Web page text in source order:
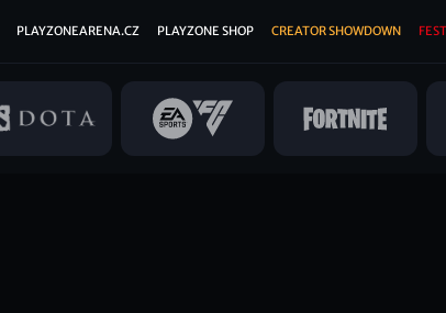
PLAYZONEARENA.CZ PLAYZONE SHOP CREATOR SHOWDOWN